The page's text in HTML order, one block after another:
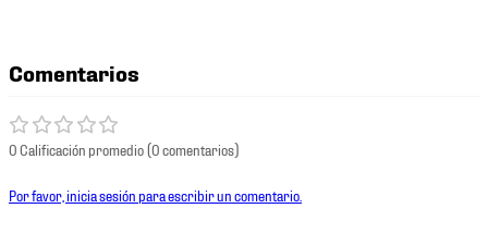
Comentarios
0 Calificación promedio(0 comentarios)
Por favor, inicia sesión para escribir un comentario.